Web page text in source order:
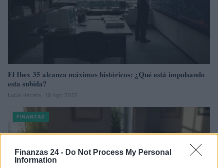
Finanzas 24 - Do Not Process My Personal
Information
El Ibex 35 alcanza máximos históricos: ¿Qué está impulsando
esta subida?
Lucía Herrera · 10 Ago 2026
FINANZAS